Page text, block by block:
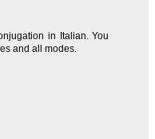
in Italian. You
and all modes.